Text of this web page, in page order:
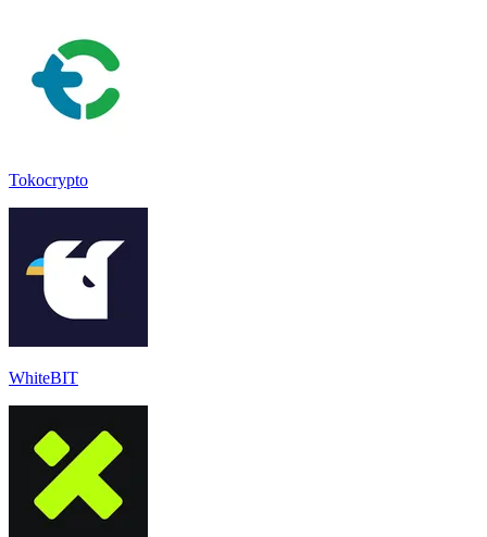
Tokocrypto
WhiteBIT